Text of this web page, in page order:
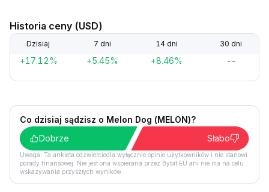
Historia ceny (USD)
Dzisiaj 7 dni 14 dni 30 dni
+17.12% +5.45% +8.46% --
Co dzisiaj sądzisz o Melon Dog (MELON)?
Dobrze
Słabo
Uwaga: Ta ankieta odzwierciedla wyłącznie opinie użytkowników i nie stanowi
porady finansowej. Nie jest ona wspierana przez Bybit EU ani nie ma na celu
wskazywania przyszłych wyników.